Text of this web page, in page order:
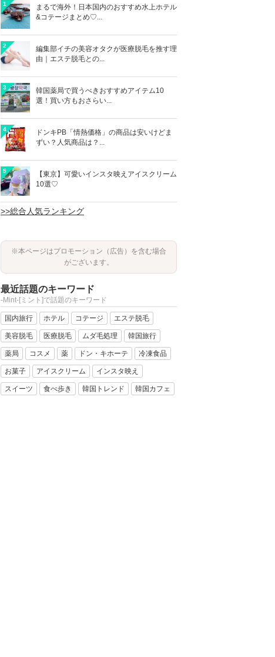
1
まるで海外！日本国内のおすすめ水上ホテル
&コテージまとめ♡...
2
編集部イチの美容オタクが医療脱毛を推す理
由｜エステ脱毛との...
3
韓国薬局で買うべきおすすめアイテム10
選！買い方もおさらい...
4
ドンキPB「情熱価格」の商品は安いけどま
ずい？人気商品は？...
5
【東京】可愛いインスタ映えアイスクリーム
10選♡
>>総合人気ランキング
※本ページはプロモーション（広告）を含む場合
がございます。
最近話題のキーワード
-Mint-[ミント]で話題のキーワード
国内旅行 ホテル コテージ エステ脱毛
美容脱毛 医療脱毛 ムダ毛処理 韓国旅行
薬局 コスメ 薬 ドン・キホーテ 冷凍食品
お菓子 アイスクリーム インスタ映え
スイーツ 食べ歩き 韓国トレンド 韓国カフェ